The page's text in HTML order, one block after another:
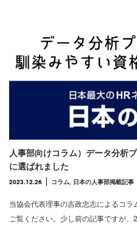
人事部向けコラム）データ分析
に選ばれました
2023.12.26 コラム, 日本の人事部掲載記事
当協会代表理事の吉政忠志によるコ
ご覧ください。少し前の記事ですが